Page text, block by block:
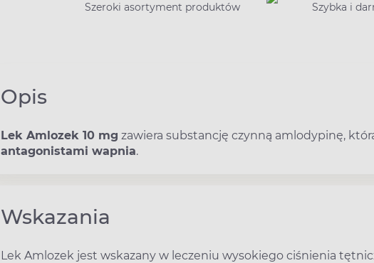
Szeroki asortyment produktów Szybka i
Opis
Lek Amlozek 10 mg zawiera substancję czynną amlodypinę,
antagonistami wapnia.
Wskazania
Lek Amlozek jest wskazany w leczeniu wysokiego ciśnienia